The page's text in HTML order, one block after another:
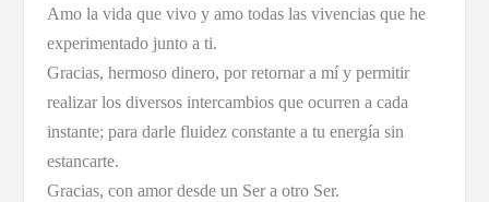
Amo la vida que vivo y amo todas las vivencias que he
experimentado junto a ti.
Gracias, hermoso dinero, por retornar a mí y permitir
realizar los diversos intercambios que ocurren a cada
instante; para darle fluidez constante a tu energía sin
estancarte.
Gracias, con amor desde un Ser a otro Ser.